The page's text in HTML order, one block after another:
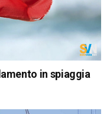
in spiaggia